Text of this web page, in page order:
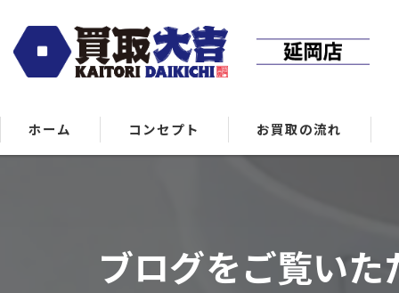
ホーム コンセプト お買取の流れ
ブログをご覧い